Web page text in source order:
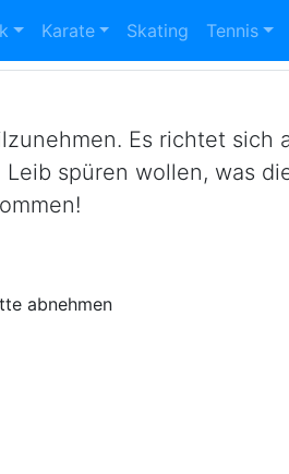
Karate Skating Tennis
Es richtet sich
spüren wollen, was
abnehmen